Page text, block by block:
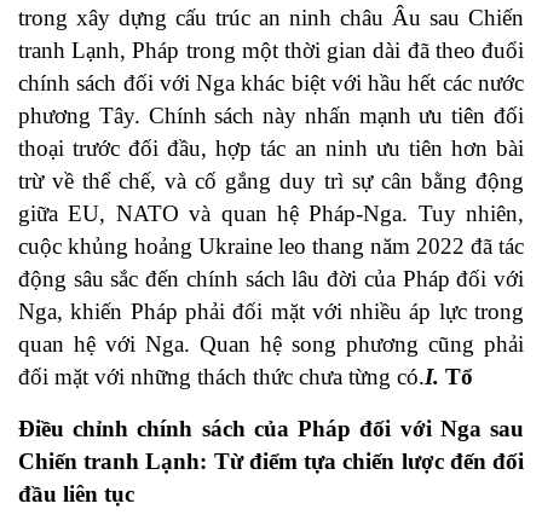
trong xây dựng cấu trúc an ninh châu Âu sau Chiến
tranh Lạnh, Pháp trong một thời gian dài đã theo đuổi
chính sách đối với Nga khác biệt với hầu hết các nước
phương Tây. Chính sách này nhấn mạnh ưu tiên đối
thoại trước đối đầu, hợp tác an ninh ưu tiên hơn bài
trừ về thể chế, và cố gắng duy trì sự cân bằng động
giữa EU, NATO và quan hệ Pháp-Nga. Tuy nhiên,
cuộc khủng hoảng Ukraine leo thang năm 2022 đã tác
động sâu sắc đến chính sách lâu đời của Pháp đối với
Nga, khiến Pháp phải đối mặt với nhiều áp lực trong
quan hệ với Nga. Quan hệ song phương cũng phải
đối mặt với những thách thức chưa từng có.I. Tổ
Điều chỉnh chính sách của Pháp đối với Nga sau
Chiến tranh Lạnh: Từ điểm tựa chiến lược đến đối
đầu liên tục